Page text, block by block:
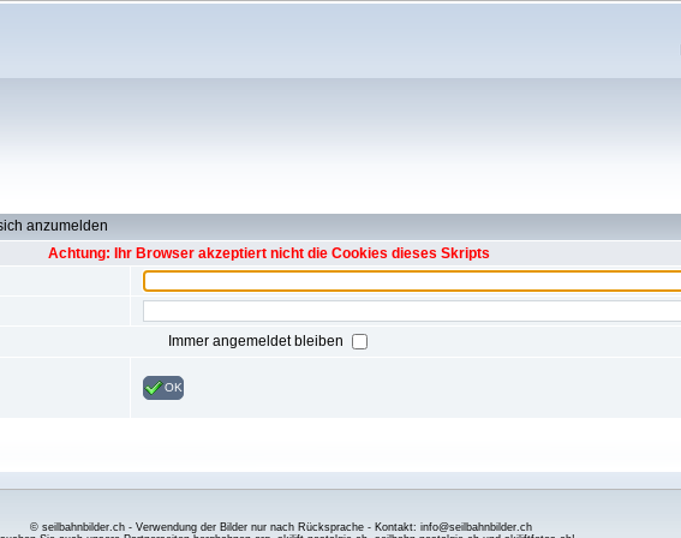
anzumelden
Achtung: Ihr Browser akzeptiert nicht die Cookies dieses Skripts
Immer angemeldet bleiben
OK
© seilbahnbilder.ch - Verwendung der Bilder nur nach Rücksprache - Kontakt: info@seilbahnbilder.ch